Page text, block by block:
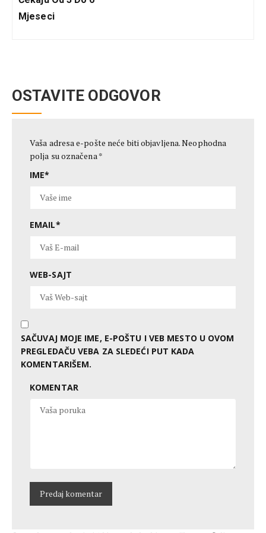
Mjeseci
OSTAVITE ODGOVOR
Vaša adresa e-pošte neće biti objavljena.Neophodna
polja su označena *
IME*
EMAIL*
WEB-SAJT
SAČUVAJ MOJE IME, E-POŠTU I VEB MESTO U OVOM
PREGLEDAČU VEBA ZA SLEDEĆI PUT KADA
KOMENTARIŠEM.
KOMENTAR